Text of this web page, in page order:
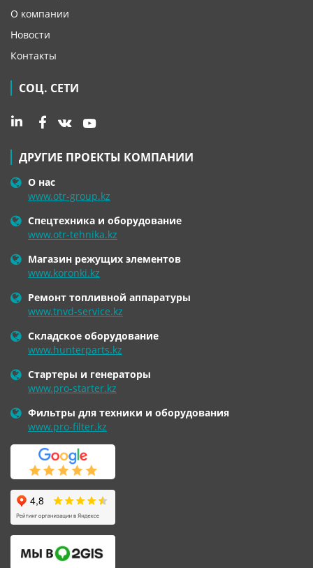
О компании
Новости
Контакты
СОЦ. СЕТИ
ДРУГИЕ ПРОЕКТЫ КОМПАНИИ
О нас
www.otr-group.kz
Спецтехника и оборудование
www.otr-tehnika.kz
Магазин режущих элементов
www.koronki.kz
Ремонт топливной аппаратуры
www.tnvd-service.kz
Складское оборудование
www.hunterparts.kz
Стартеры и генераторы
www.pro-starter.kz
Фильтры для техники и оборудования
www.pro-filter.kz